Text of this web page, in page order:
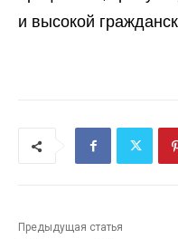
и высокой
Предыдущая статья